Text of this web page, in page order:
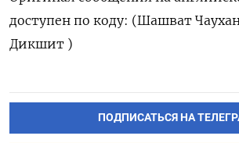
‌доступен по коду: (​Шашват
Дикшит )
ПОДПИСАТЬСЯ НА